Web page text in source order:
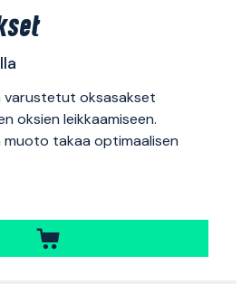
varustetut oksasakset
oksien leikkaamiseen.
takaa optimaalisen